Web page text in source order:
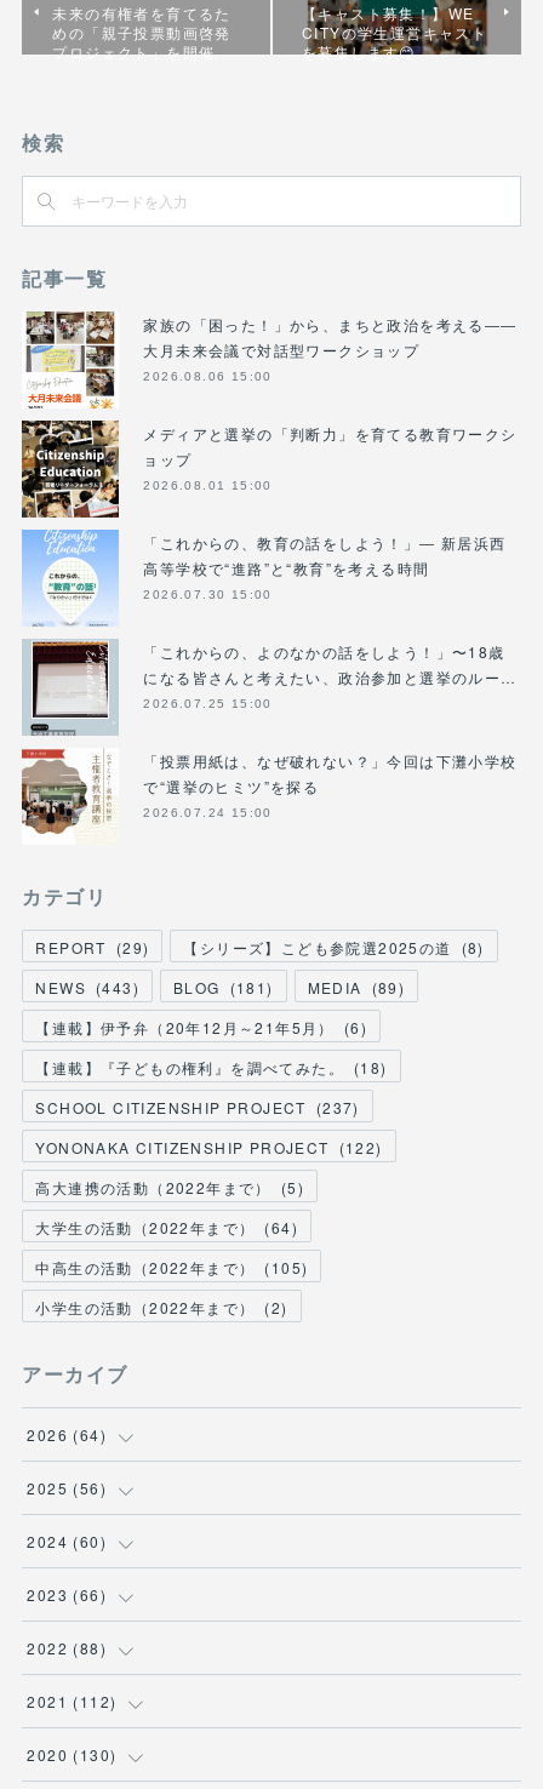
未来の有権者を育てるた
めの「親子投票動画啓発
プロジェクト」を開催…
【キャスト募集！】WE
CITYの学生運営キャスト
を募集します😊
検索
記事一覧
家族の「困った！」から、まちと政治を考える――
大月未来会議で対話型ワークショップ
2026.08.06 15:00
メディアと選挙の「判断力」を育てる教育ワークシ
ョップ
2026.08.01 15:00
「これからの、教育の話をしよう！」― 新居浜西
高等学校で“進路”と“教育”を考える時間
2026.07.30 15:00
「これからの、よのなかの話をしよう！」〜18歳
になる皆さんと考えたい、政治参加と選挙のルー…
2026.07.25 15:00
「投票用紙は、なぜ破れない？」今回は下灘小学校
で“選挙のヒミツ”を探る
2026.07.24 15:00
カテゴリ
REPORT (29) 【シリーズ】こども参院選2025の道 (8)
NEWS (443) BLOG (181) MEDIA (89)
【連載】伊予弁（20年12月～21年5月）
(6)
【連載】『子どもの権利』を調べてみた。
(18)
SCHOOL CITIZENSHIP PROJECT
(237)
YONONAKA CITIZENSHIP PROJECT
(122)
高大連携の活動（2022年まで）
(5)
大学生の活動（2022年まで）
(64)
中高生の活動（2022年まで）
(105)
小学生の活動（2022年まで）
(2)
アーカイブ
2026 (64)
(2)
(6)
(9)
( 11
2025 (56)
(1)
(2)
(1)
( 5 )
2024 (60)
(12
(13
( 12)
( 4 )
2023 (66)
(1)
( 5 )
(2)
2022 (88)
( 12)
(6)
2021 (112)
(7)
2020 (130)